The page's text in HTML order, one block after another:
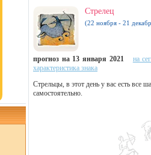
Стрелец
(22 ноября - 21
прогноз на 13 января 2021
на
характеристика знака
Стрельцы, в этот день у вас есть все
самостоятельно.